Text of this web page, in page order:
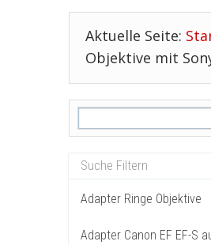
Aktuelle Seite:
Objektive mit
Adapter Ringe Objektive
Adapter Canon EF EF-S